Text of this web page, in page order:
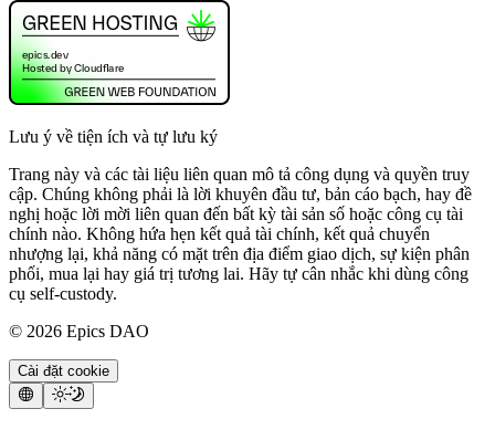
Lưu ý về tiện ích và tự lưu ký
Trang này và các tài liệu liên quan mô tả công dụng và quyền truy
cập. Chúng không phải là lời khuyên đầu tư, bản cáo bạch, hay đề
nghị hoặc lời mời liên quan đến bất kỳ tài sản số hoặc công cụ tài
chính nào. Không hứa hẹn kết quả tài chính, kết quả chuyển
nhượng lại, khả năng có mặt trên địa điểm giao dịch, sự kiện phân
phối, mua lại hay giá trị tương lai. Hãy tự cân nhắc khi dùng công
cụ self-custody.
© 2026 Epics DAO
Cài đặt cookie